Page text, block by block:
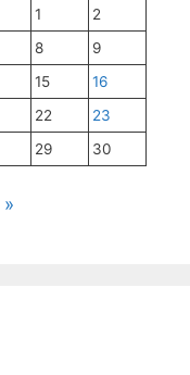
1
2
8
9
15
16
22
23
29 30